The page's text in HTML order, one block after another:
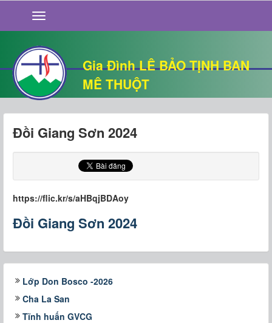
Gia Đình LÊ BẢO TỊNH BAN
MÊ THUỘT
GIỚI THIỆU
TIN TỨC
SỐNG ĐẠO
CHUYỆN NHÀ
QUÁN VĂN
THƯ GIÃN
Đồi Giang Sơn 2024
https://flic.kr/s/aHBqjBDAoy
Đồi Giang Sơn 2024
Lớp Don Bosco -2026
Cha La San
Tĩnh huấn GVCG